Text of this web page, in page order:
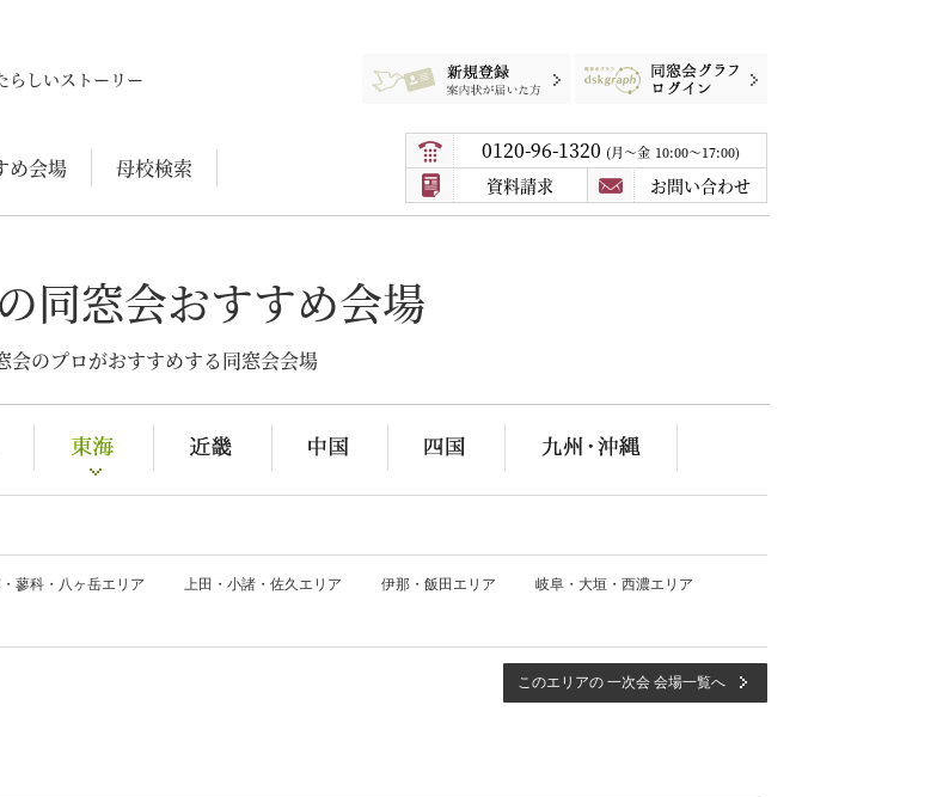
らしいストーリー
案内状が届いた方 同窓会グラフログイン
め会場 母校検索
0120-96-1320 月〜金 10:00～17:00
資料請求 お問い合わせ
同窓会おすすめ会場
会のプロがおすすめする同窓会会場
蓼科・八ヶ岳エリア 上田・小諸・佐久エリア 伊那・飯田エリア
岐阜・大垣・西濃エリア
このエリアの 一次会 会場一覧へ